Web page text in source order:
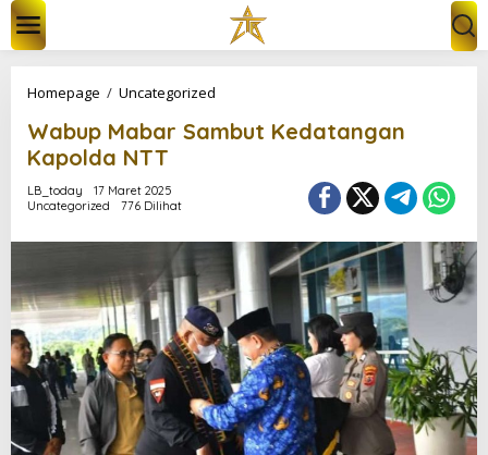
w
Homepage / Uncategorized
b
a
S
a
m
b
u
t
K
e
d
Wabup Mabar Sambut Kedatangan
Kapolda NTT
LB_today
17 Maret 2025
Uncategorized
776 Dilihat